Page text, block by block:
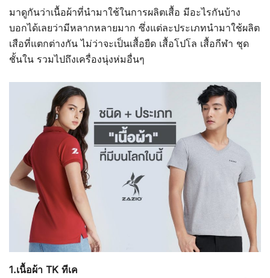
มาดูกันว่าเนื้อผ้าที่นำมาใช้ในการผลิตเสื้อ มีอะไรกันบ้าง
บอกได้เลยว่ามีหลากหลายมาก ซึ่งแต่ละประเภทนำมาใช้ผลิต
เสือที่แตกต่างกัน ไม่ว่าจะเป็นเสื้อยืด เสื้อโปโล เสื้อกีฬา ชุด
ชั้นใน รวมไปถึงเครื่องนุ่งห่มอื่นๆ
1.เนื้อผ้า TK ทีเค